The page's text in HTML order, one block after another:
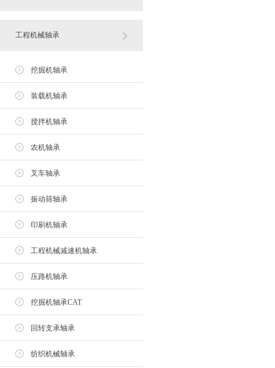
工程机械轴承
挖掘机轴承
装载机轴承
搅拌机轴承
农机轴承
叉车轴承
振动筛轴承
印刷机轴承
工程机械减速机轴承
压路机轴承
挖掘机轴承CAT
回转支承轴承
纺织机械轴承